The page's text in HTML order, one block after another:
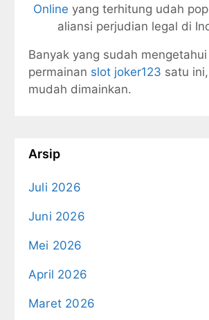
Online yang terhitung udah
aliansi perjudian legal di
Banyak yang sudah
permainan slot joker123 satu
mudah dimainkan.
Arsip
Juli 2026
Juni 2026
Mei 2026
April 2026
Maret 2026